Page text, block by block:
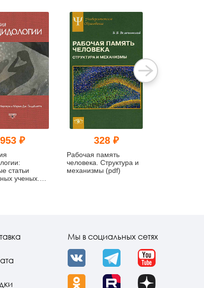
953 ₽
статьи
ученых.
328 ₽
Рабочая память
человека. Структура и
механизмы (pdf)
Мы в социальных сетях
VK Telegram YouTube